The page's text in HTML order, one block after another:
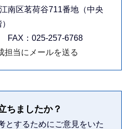
南区茗荷谷711番地（中央
FAX：025-257-6768
担当にメールを送る
ちましたか？
とするためにご意見をいた